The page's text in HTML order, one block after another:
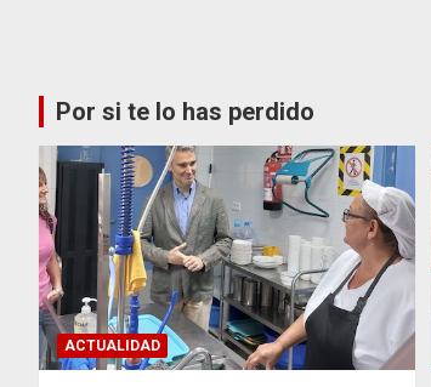
Por si te lo has perdido
ACTUALIDAD